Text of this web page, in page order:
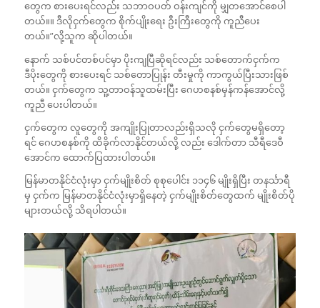
တွေက စားပေးရင်လည်း သဘာဝပတ် ဝန်းကျင်ကို မျှတအောင်စေပါ
တယ်။။ ဒီလိုငှက်တွေက စိုက်ပျိုးရေး ဦးကြီးတွေကို ကူညီပေး
တယ်။”လို့သူက ဆိုပါတယ်။
နောက် သစ်ပင်တစ်ပင်မှာ ပိုးကျပြီဆိုရင်လည်း သစ်တောက်ငှက်က
ဒီပိုးတွေကို စားပေးရင် သစ်တောပြုန်း တီးမှုကို ကာကွယ်ပြီးသားဖြစ်
တယ်။ ငှက်တွေက သူ့တာဝန်သူထမ်းပြီး ဂေဟစနစ်မှန်ကန်အောင်လို့
ကူညီ ပေးပါတယ်။
ငှက်တွေက လူတွေကို အကျိုးပြုတာလည်းရှိသလို ငှက်တွေမရှိတော့
ရင် ဂေဟစနစ်ကို ထိခိုက်လာနိုင်တယ်လို့ လည်း ဒေါက်တာ သီရီဒေဝီ
အောင်က ထောက်ပြထားပါတယ်။
မြန်မာတနိုင်ငံလုံးမှာ ငှက်မျိုးစိတ် စုစုပေါင်း ၁၁၄၆ မျိုးရှိပြီး တနင်္သာရီ
မှ ငှက်က မြန်မာတနိုင်ငံလုံးမှာရှိနေတဲ့ ငှက်မျိုးစိတ်တွေထက် မျိုးစိတ်ပို
များတယ်လို့ သိရပါတယ်။